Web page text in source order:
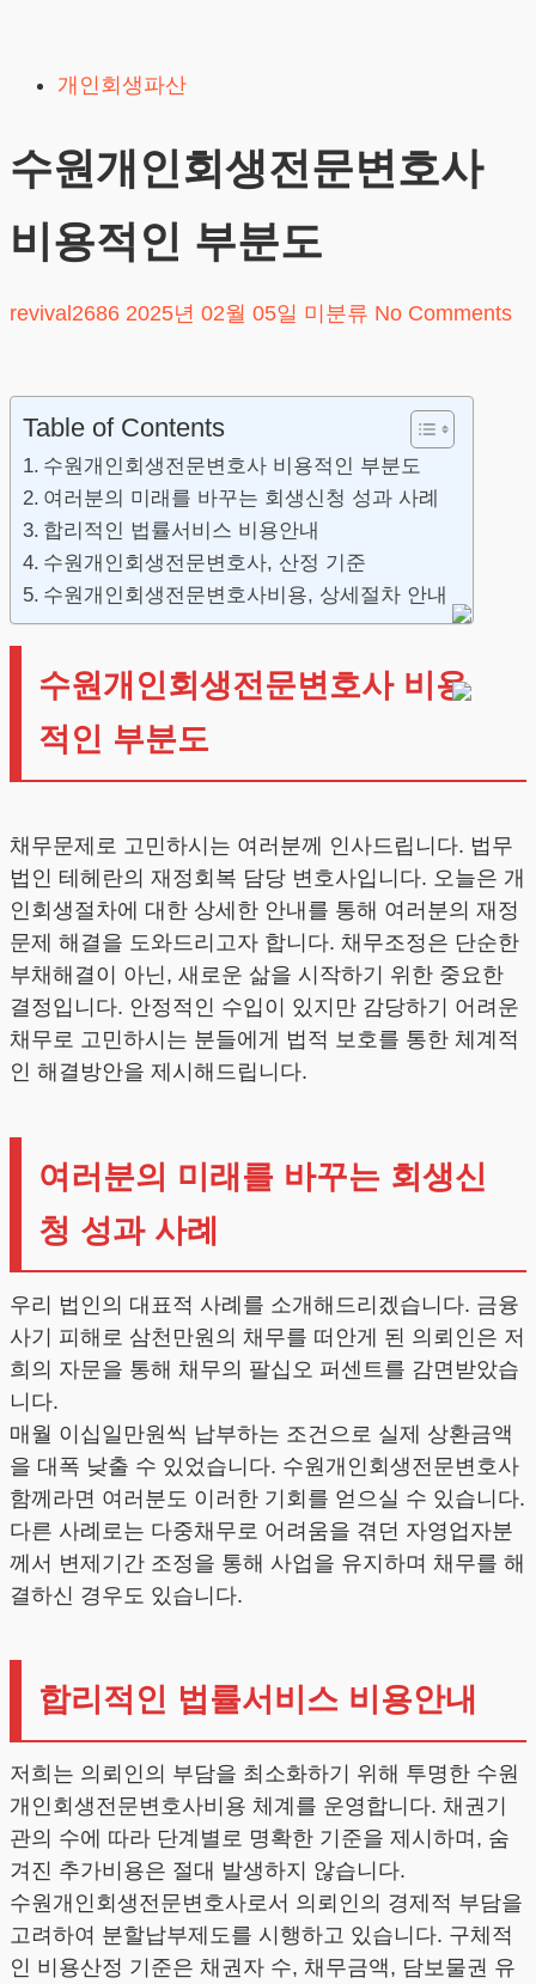
content
개인회생파산
수원개인회생전문변호사
비용적인 부분도
revival2686 2025년 02월 05일 미분류 No Comments
Table of Contents
수원개인회생전문변호사 비용적인 부분도
여러분의 미래를 바꾸는 회생신청 성과 사례
합리적인 법률서비스 비용안내
수원개인회생전문변호사, 산정 기준
수원개인회생전문변호사비용, 상세절차 안내
수원개인회생전문변호사 비용
적인 부분도
채무문제로 고민하시는 여러분께 인사드립니다. 법무
법인 테헤란의 재정회복 담당 변호사입니다. 오늘은 개
인회생절차에 대한 상세한 안내를 통해 여러분의 재정
문제 해결을 도와드리고자 합니다. 채무조정은 단순한
부채해결이 아닌, 새로운 삶을 시작하기 위한 중요한
결정입니다. 안정적인 수입이 있지만 감당하기 어려운
채무로 고민하시는 분들에게 법적 보호를 통한 체계적
인 해결방안을 제시해드립니다.
여러분의 미래를 바꾸는 회생신
청 성과 사례
우리 법인의 대표적 사례를 소개해드리겠습니다. 금융
사기 피해로 삼천만원의 채무를 떠안게 된 의뢰인은 저
희의 자문을 통해 채무의 팔십오 퍼센트를 감면받았습
니다.
매월 이십일만원씩 납부하는 조건으로 실제 상환금액
을 대폭 낮출 수 있었습니다. 수원개인회생전문변호사
함께라면 여러분도 이러한 기회를 얻으실 수 있습니다.
다른 사례로는 다중채무로 어려움을 겪던 자영업자분
께서 변제기간 조정을 통해 사업을 유지하며 채무를 해
결하신 경우도 있습니다.
합리적인 법률서비스 비용안내
저희는 의뢰인의 부담을 최소화하기 위해 투명한 수원
개인회생전문변호사비용 체계를 운영합니다. 채권기
관의 수에 따라 단계별로 명확한 기준을 제시하며, 숨
겨진 추가비용은 절대 발생하지 않습니다.
수원개인회생전문변호사로서 의뢰인의 경제적 부담을
고려하여 분할납부제도를 시행하고 있습니다. 구체적
인 비용산정 기준은 채권자 수, 채무금액, 담보물권 유